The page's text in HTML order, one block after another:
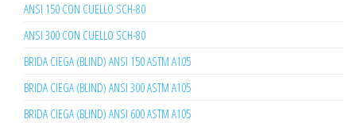
ANSI 150 CON CUELLO SCH-80
ANSI 300 CON CUELLO SCH-80
BRIDA CIEGA (BLIND) ANSI 150 ASTM A105
BRIDA CIEGA (BLIND) ANSI 300 ASTM A105
BRIDA CIEGA (BLIND) ANSI 600 ASTM A105